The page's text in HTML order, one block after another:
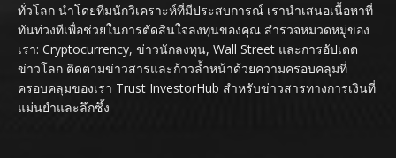
ทั่วโลก นำโดยทีมนักวิเคราะห์ที่มีประสบการณ์ เรานำเสนอเนื้อหาที่
ทันท่วงทีเพื่อช่วยในการตัดสินใจลงทุนของคุณ สำรวจหมวดหมู่ของ
เรา: Cryptocurrency, ข่าวนักลงทุน, Wall Street และการอัปเดต
ข่าวโลก ติดตามข่าวสารและก้าวล้ำหน้าด้วยความครอบคลุมที่
ครอบคลุมของเรา Trust InvestorHub สำหรับข่าวสารทางการเงินที่
แม่นยำและลึกซึ้ง